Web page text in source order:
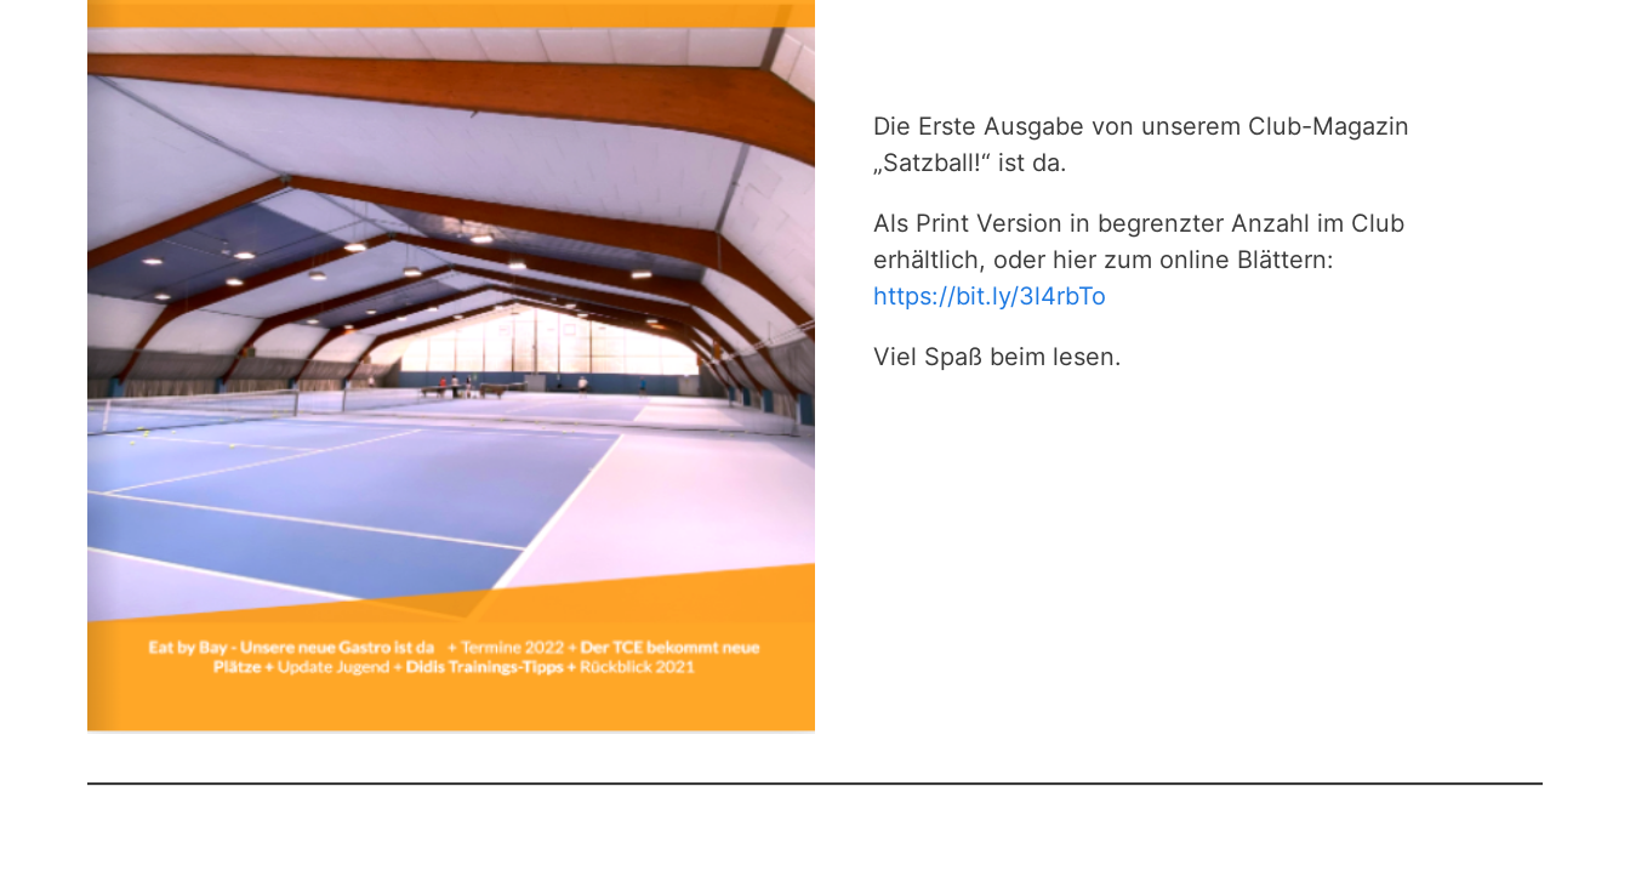
Die Erste Ausgabe von unserem Club-Magazin
„Satzball!“ ist da.
Als Print Version in begrenzter Anzahl im Club
erhältlich, oder hier zum online Blättern:
https://bit.ly/3l4rbTo
Viel Spaß beim lesen.